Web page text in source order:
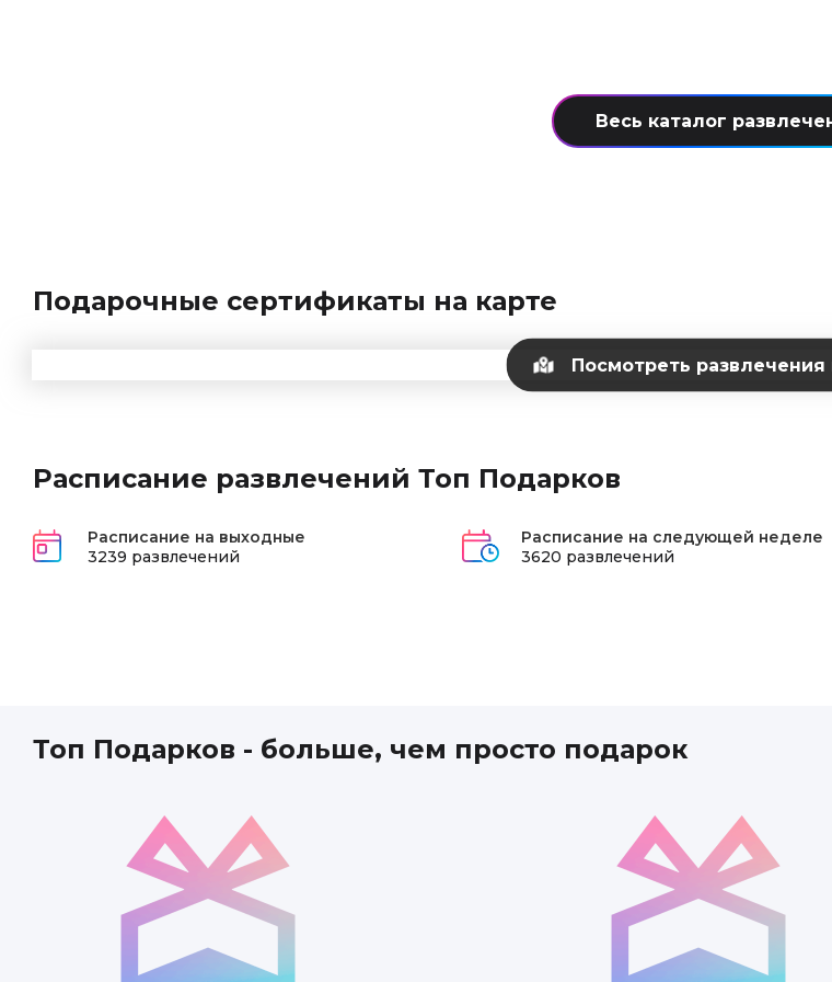
Подарочные сертификаты на карте
Расписание развлечений Топ Подарков
Расписание на выходные
3239 развлечений
Расписание на следующей неделе
3620 развлечений
Топ Подарков - больше, чем просто подарок